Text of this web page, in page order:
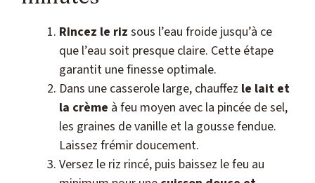
Rincez le riz sous l’eau froide jusqu’à ce
que l’eau soit presque claire. Cette étape
garantit une finesse optimale.
Dans une casserole large, chauffez le lait et
la crème à feu moyen avec la pincée de sel,
les graines de vanille et la gousse fendue.
Laissez frémir doucement.
Versez le riz rincé, puis baissez le feu au